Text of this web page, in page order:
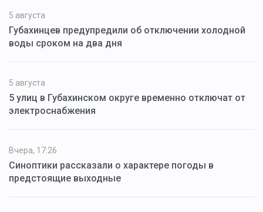
5 августа
Губахинцев предупредили об отключении холодной
воды сроком на два дня
5 августа
5 улиц в Губахинском округе временно отключат от
электроснабжения
Вчера, 17:26
Синоптики рассказали о характере погоды в
предстоящие выходные